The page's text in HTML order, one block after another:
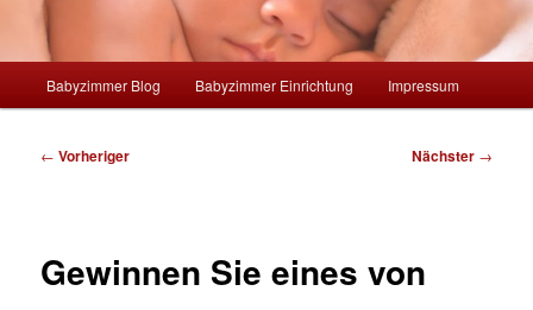
Babyzimmer Blog Babyzimmer Einrichtung Impressum
Beitragsnavigation
← Vorheriger Nächster →
Gewinnen Sie eines von